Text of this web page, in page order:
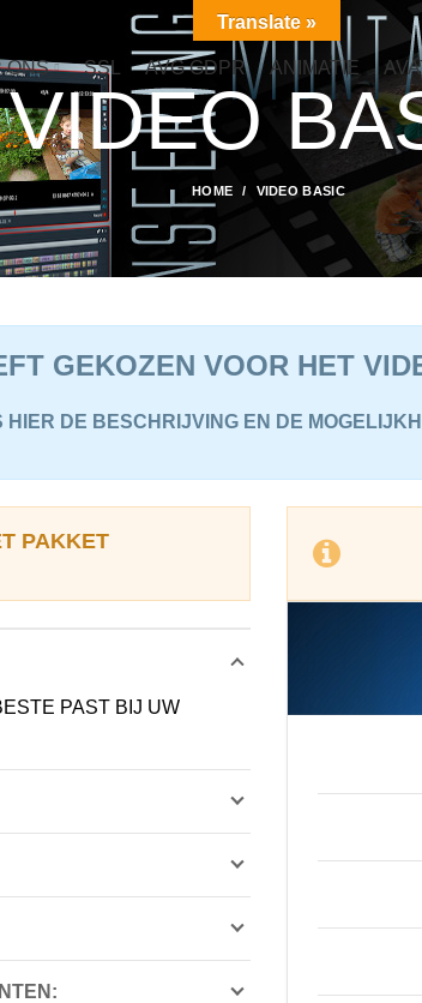
ONS SSL AVG GDPR ANIMATIE
VIDEO
HOME VIDEO BASIC
GEKOZEN VOOR HET
HIER DE BESCHRIJVING EN DE
PAKKET
PAST BIJ UW
Translate »